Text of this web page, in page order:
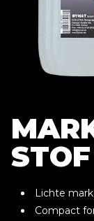
Lichte
Compact